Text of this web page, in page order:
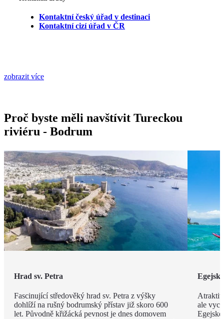
Kontaktní český úřad v destinaci
Kontaktní cizí úřad v ČR
zobrazit více
Proč byste měli navštívit Tureckou
riviéru - Bodrum
Hrad sv. Petra
Fascinující středověký hrad sv. Petra z výšky
dohlíží na rušný bodrumský přístav již skoro 600
let. Původně křižácká pevnost je dnes domovem
ale